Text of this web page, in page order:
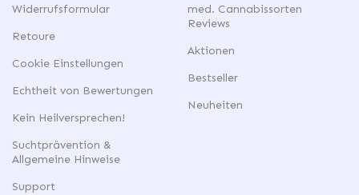
Widerrufsformular
Retoure
Cookie Einstellungen
Echtheit von Bewertungen
Kein Heilversprechen!
Suchtprävention &
Allgemeine Hinweise
Support
med. Cannabissorten
Reviews
Aktionen
Bestseller
Neuheiten